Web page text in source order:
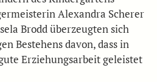
Alexandra Scherer
Brodd überzeugten sich
Bestehens davon, dass in
Erziehungsarbeit geleistet